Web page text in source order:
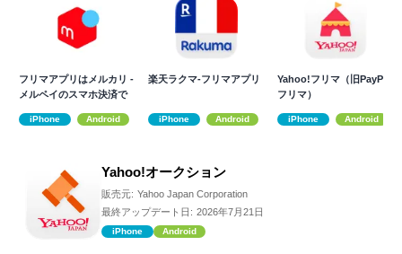
フリマアプリはメルカリ -
メルペイのスマホ決済で
iPhone Android
楽天ラクマ-フリマアプリ
iPhone Android
Yahoo!フリマ（旧PayPay
フリマ）
iPhone Android
Yahoo!オークション
販売元: Yahoo Japan Corporation
最終アップデート日: 2026年7月21日
iPhone Android